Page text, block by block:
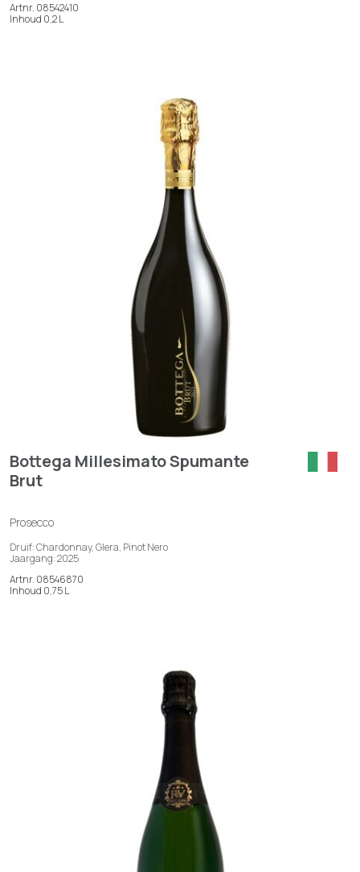
Artnr. 08542410
Inhoud 0,2 L
Bottega Millesimato Spumante
Brut
Prosecco
Druif: Chardonnay, Glera, Pinot Nero
Jaargang: 2025
Artnr. 08546870
Inhoud 0,75 L